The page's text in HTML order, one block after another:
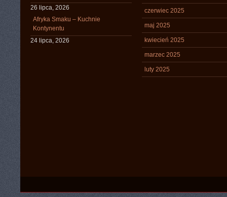
26 lipca, 2026
Afryka Smaku – Kuchnie
Kontynentu
24 lipca, 2026
czerwiec 2025
maj 2025
kwiecień 2025
marzec 2025
luty 2025